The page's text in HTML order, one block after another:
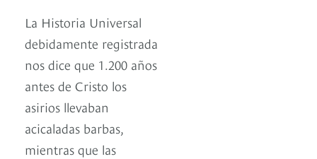
La Historia Universal
debidamente registrada
nos dice que 1.200 años
antes de Cristo los
asirios llevaban
acicaladas barbas,
mientras que las